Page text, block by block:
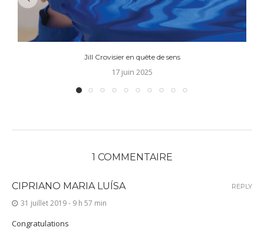
Jill Crovisier en quête de sens
17 juin 2025
1 COMMENTAIRE
CIPRIANO MARIA LUÍSA
31 juillet 2019 - 9 h 57 min
Congratulations
REPLY